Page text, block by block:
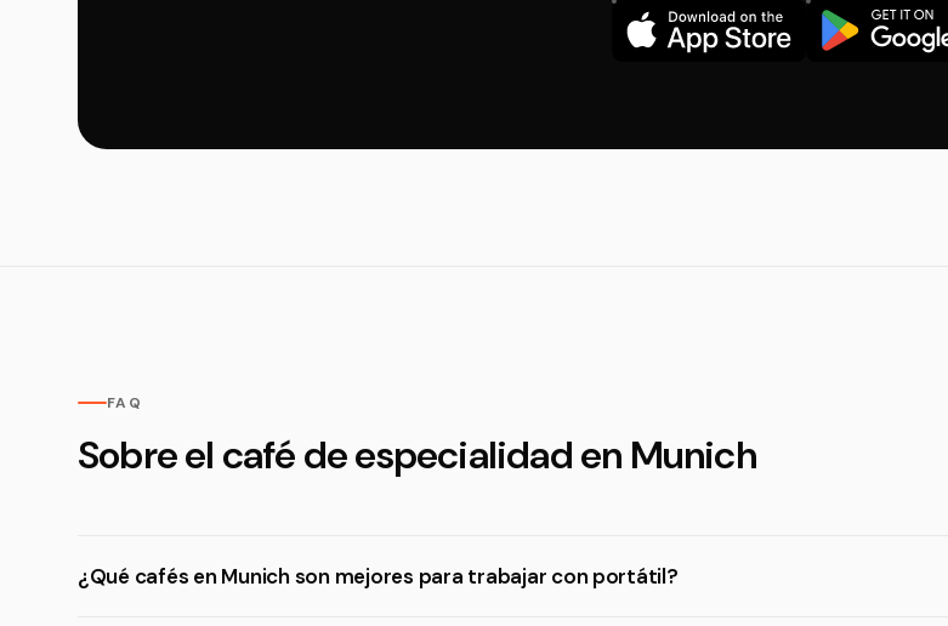
FAQ
Sobre el café de especialidad en Munich
¿Qué cafés en Munich son mejores para trabajar con portátil?